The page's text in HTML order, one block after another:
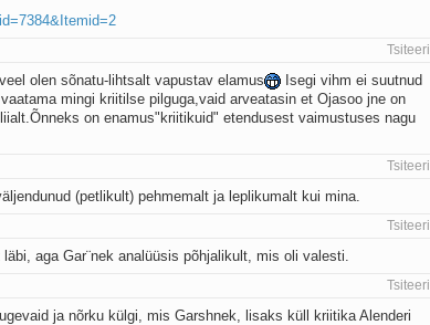
Tsiteeri
olen sõnatu-lihtsalt vapustav elamus
Isegi vihm ei suutnud
mingi kriitilse pilguga,vaid arveatasin et Ojasoo jne on
on enamus"kriitikuid" etendusest vaimustuses nagu
Tsiteeri
(petlikult) pehmemalt ja leplikumalt kui mina.
Tsiteeri
aga Gar¨nek analüüsis põhjalikult, mis oli valesti.
Tsiteeri
ja nõrku külgi, mis Garshnek, lisaks küll kriitika Alenderi